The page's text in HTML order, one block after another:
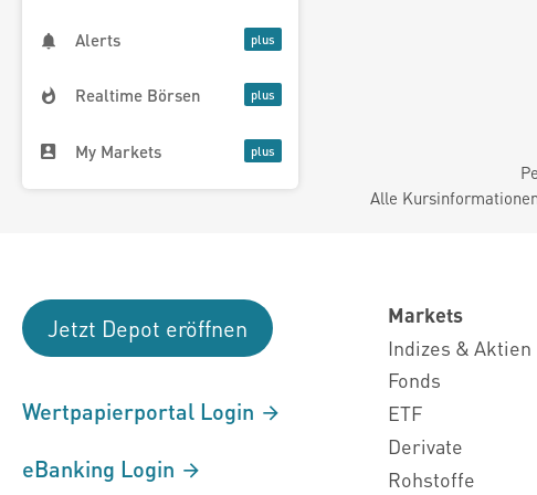
Alerts
Realtime Börsen
My Markets
Alle
Jetzt Depot eröffnen
Wertpapierportal Login
eBanking Login
Markets
Indizes & Aktien
Fonds
ETF
Derivate
Rohstoffe